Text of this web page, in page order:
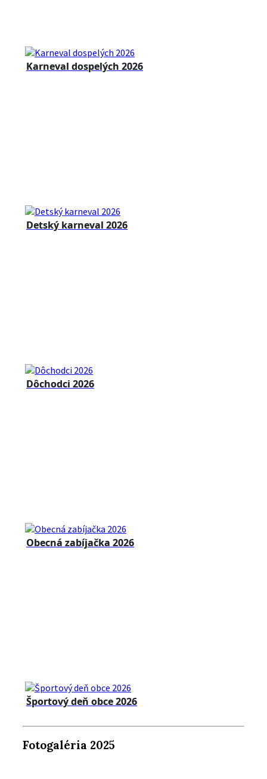
Karneval dospelých 2026
Detský karneval 2026
Dôchodci 2026
Obecná zabíjačka 2026
Športový deň obce 2026
Fotogaléria 2025